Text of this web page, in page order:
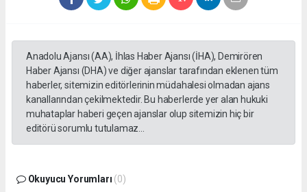
Anadolu Ajansı (AA), İhlas Haber Ajansı (İHA), Demirören
Haber Ajansı (DHA) ve diğer ajanslar tarafından eklenen tüm
haberler, sitemizin editörlerinin müdahalesi olmadan ajans
kanallarından çekilmektedir. Bu haberlerde yer alan hukuki
muhataplar haberi geçen ajanslar olup sitemizin hiç bir
editörü sorumlu tutulamaz...
Okuyucu Yorumları (0)